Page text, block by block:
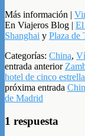
Más información |
En Viajeros Blog | El
Shanghai y Plaza de
Categorías: China,
entrada anterior
hotel de cinco
próxima entrada
de Madrid
1 respuesta